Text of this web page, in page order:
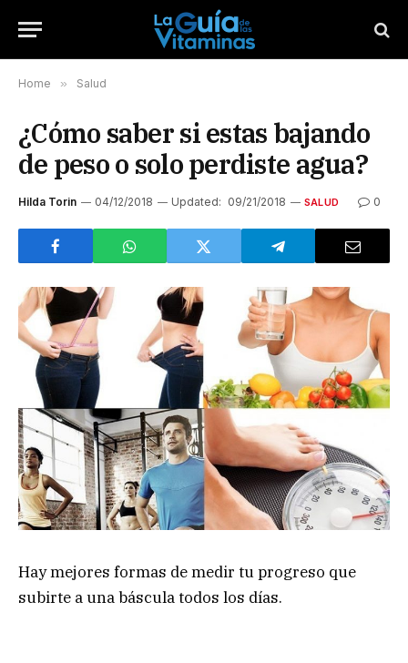
Home » Salud
¿Cómo saber si estas bajando
de peso o solo perdiste agua?
Hilda Torin 04/12/2018 Updated: 09/21/2018 SALUD 0
Hay mejores formas de medir tu progreso que
subirte a una báscula todos los días.